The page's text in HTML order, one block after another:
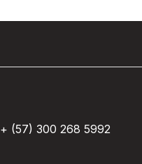
(57) 300 268 5992